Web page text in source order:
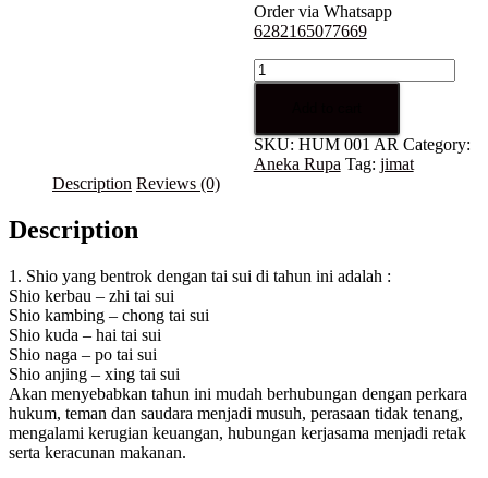
Order via Whatsapp
6282165077669
Jimat
penetralisasi
HUM
001
SKU: HUM 001 AR Category:
Aneka Rupa Tag: jimat
Description Reviews (0)
Description
1. Shio yang bentrok dengan tai sui di tahun ini adalah :
Shio kerbau – zhi tai sui
Shio kambing – chong tai sui
Shio kuda – hai tai sui
Shio naga – po tai sui
Shio anjing – xing tai sui
Akan menyebabkan tahun ini mudah berhubungan dengan perkara
hukum, teman dan saudara menjadi musuh, perasaan tidak tenang,
mengalami kerugian keuangan, hubungan kerjasama menjadi retak
serta keracunan makanan.